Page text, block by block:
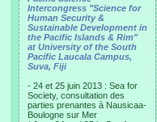
Intercongress "Science for
Human Security &
Sustainable Development in
the Pacific Islands & Rim"
at University of the South
Pacific Laucala Campus,
Suva, Fiji
- 24 et 25 juin 2013 : Sea for
Society, consultation des
parties prenantes à Nausicaa-
Boulogne sur Mer